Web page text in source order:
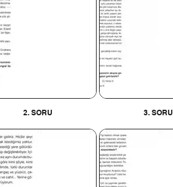
2. SORU 3. SORU